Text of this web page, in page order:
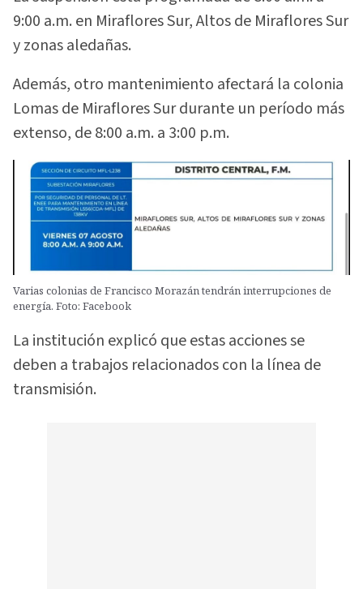
9:00 a.m. en Miraflores Sur, Altos de Miraflores Sur
y zonas aledañas.
Además, otro mantenimiento afectará la colonia
Lomas de Miraflores Sur durante un período más
extenso, de 8:00 a.m. a 3:00 p.m.
Varias colonias de Francisco Morazán tendrán interrupciones de
energía. Foto: Facebook
La institución explicó que estas acciones se
deben a trabajos relacionados con la línea de
transmisión.